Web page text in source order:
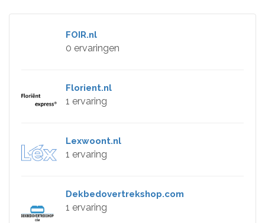
FOIR.nl
0 ervaringen
Florient.nl
1 ervaring
Lexwoont.nl
1 ervaring
Dekbedovertrekshop.com
1 ervaring